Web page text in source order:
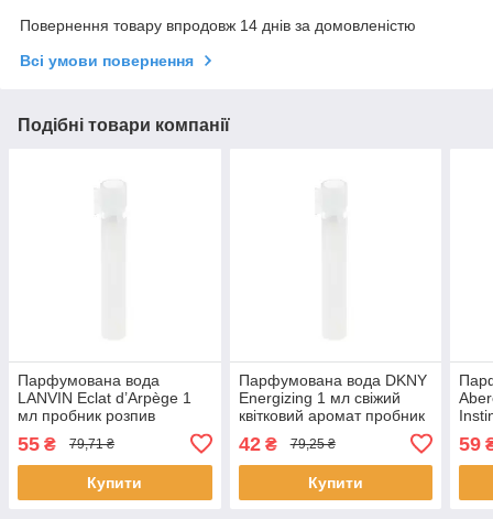
Повернення товару впродовж 14 днів за домовленістю
Всі умови повернення
Подібні товари компанії
Парфумована вода
LANVIN Eclat d’Arpège 1
мл пробник розпив
жінок ніжний Ланвін
55 ₴ 79,71 ₴
Купити
Парфумована вода DKNY
Energizing 1 мл свіжий
квітковий аромат пробник
парфумів Донна Каран
42₴ 79,25 ₴
Купити
59